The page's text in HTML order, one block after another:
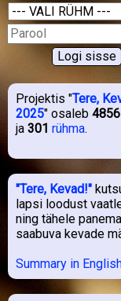
Projektis "Tere,
2025" osaleb 4856
ja 301 rühma.
"Tere, Kevad!"
lapsi loodust
ning tähele panema
saabuva kevade
Summary in